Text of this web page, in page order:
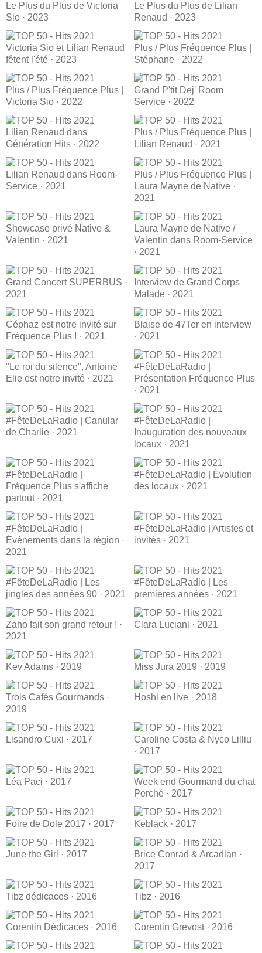
Le Plus du Plus de Victoria
Sio · 2023
Le Plus du Plus de Lilian
Renaud · 2023
Victoria Sio et Lilian Renaud
fêtent l'été · 2023
Plus / Plus Fréquence Plus |
Stéphane · 2022
Plus / Plus Fréquence Plus |
Victoria Sio · 2022
Grand P'tit Dej' Room
Service · 2022
Lilian Renaud dans
Génération Hits · 2022
Plus / Plus Fréquence Plus |
Lilian Renaud · 2021
Lilian Renaud dans Room-
Service · 2021
Plus / Plus Fréquence Plus |
Laura Mayne de Native ·
2021
Showcase privé Native &
Valentin · 2021
Laura Mayne de Native /
Valentin dans Room-Service
· 2021
Grand Concert SUPERBUS ·
2021
Interview de Grand Corps
Malade · 2021
Céphaz est notre invité sur
Fréquence Plus ! · 2021
Blaise de 47Ter en interview
· 2021
"Le roi du silence", Antoine
Elie est notre invité · 2021
#FêteDeLaRadio |
Présentation Fréquence Plus
· 2021
#FêteDeLaRadio | Canular
de Charlie · 2021
#FêteDeLaRadio |
Inauguration des nouveaux
locaux · 2021
#FêteDeLaRadio |
Fréquence Plus s'affiche
partout · 2021
#FêteDeLaRadio | Évolution
des locaux · 2021
#FêteDeLaRadio |
Évènements dans la région ·
2021
#FêteDeLaRadio | Artistes et
invités · 2021
#FêteDeLaRadio | Les
jingles des années 90 · 2021
#FêteDeLaRadio | Les
premières années · 2021
Zaho fait son grand retour ! ·
2021
Clara Luciani · 2021
Kev Adams · 2019 Miss Jura 2019 · 2019
Trois Cafés Gourmands ·
2019
Hoshi en live · 2018
Lisandro Cuxi · 2017
Caroline Costa & Nyco Lilliu
· 2017
Léa Paci · 2017
Week end Gourmand du chat
Perché · 2017
Foire de Dole 2017 · 2017 Keblack · 2017
June the Girl · 2017
Brice Conrad & Arcadian ·
2017
Tibz dédicaces · 2016 Tibz · 2016
Corentin Dédicaces · 2016 Corentin Grevost · 2016